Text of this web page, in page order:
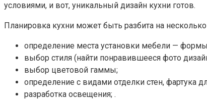
условиями, и вот, уникальный дизайн кухни готов.
Планировка кухни может быть разбита на несколько
определение места установки мебели —
выбор стиля (найти понравившееся фото
выбор цветовой гаммы;
определение с видами отделки стен, фартука
разработка освещения; .